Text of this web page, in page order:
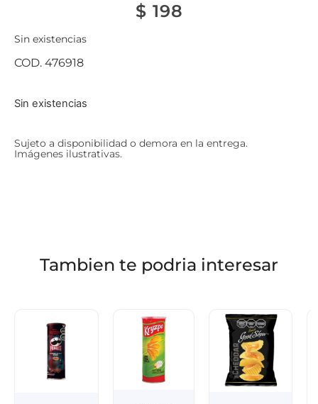
$ 198
Sin existencias
COD. 476918
Sin existencias
Sujeto a disponibilidad o demora en la entrega.
Imágenes ilustrativas.
Tambien te podria interesar